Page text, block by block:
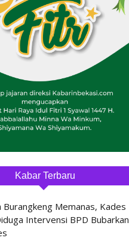
Kabar Terbaru
Burangkeng Memanas, Kades
Intervensi BPD Bubarkan